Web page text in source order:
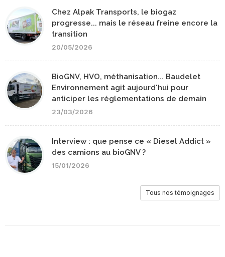
Chez Alpak Transports, le biogaz
progresse... mais le réseau freine encore la
transition
20/05/2026
BioGNV, HVO, méthanisation... Baudelet
Environnement agit aujourd'hui pour
anticiper les réglementations de demain
23/03/2026
Interview : que pense ce « Diesel Addict »
des camions au bioGNV ?
15/01/2026
Tous nos témoignages